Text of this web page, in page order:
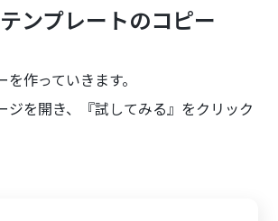
ンプレートのコピー
作っていきます。
ジを開き、『試してみる』をクリック